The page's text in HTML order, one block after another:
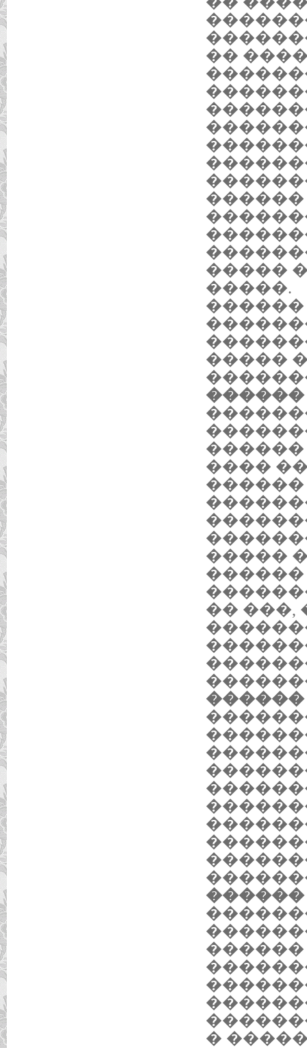
��
�����
�����.
�����
������
����
�����
�� ���,
������
������
�